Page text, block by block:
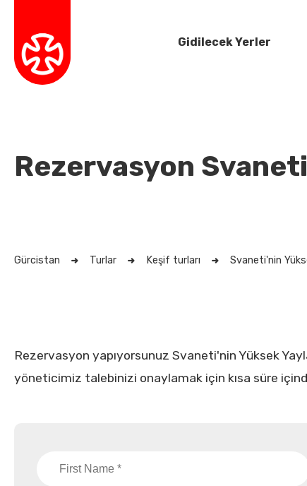
Gidilecek Yerler
Rezervasyon
Gürcistan Turlar Keşif turları Svaneti'nin
Rezervasyon yapıyorsunuz Svaneti'nin Yüksek
yöneticimiz talebinizi onaylamak için kısa süre